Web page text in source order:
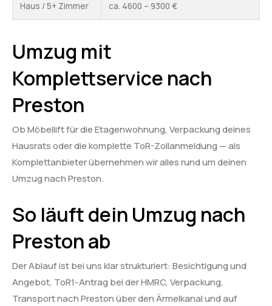
Haus / 5+ Zimmer ca. 4600 – 9300 €
Umzug mit
Komplettservice nach
Preston
Ob Möbellift für die Etagenwohnung, Verpackung deines
Hausrats oder die komplette ToR-Zollanmeldung — als
Komplettanbieter übernehmen wir alles rund um deinen
Umzug nach Preston.
So läuft dein Umzug nach
Preston ab
Der Ablauf ist bei uns klar strukturiert: Besichtigung und
Angebot, ToR1-Antrag bei der HMRC, Verpackung,
Transport nach Preston über den Ärmelkanal und auf